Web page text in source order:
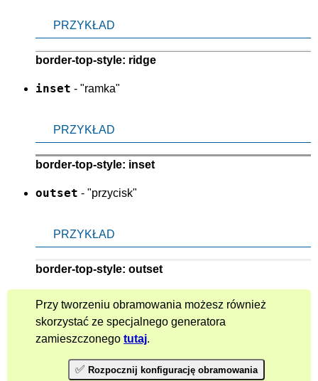
PRZYKŁAD
border-top-style: ridge
inset - "ramka"
PRZYKŁAD
border-top-style: inset
outset - "przycisk"
PRZYKŁAD
border-top-style: outset
Przy tworzeniu obramowania możesz również
skorzystać ze specjalnego generatora
zamieszczonego tutaj.
✅ Rozpocznij konfigurację obramowania